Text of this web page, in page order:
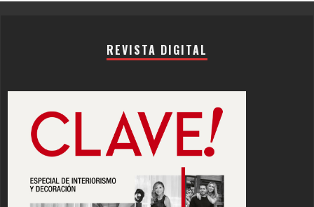
REVISTA DIGITAL